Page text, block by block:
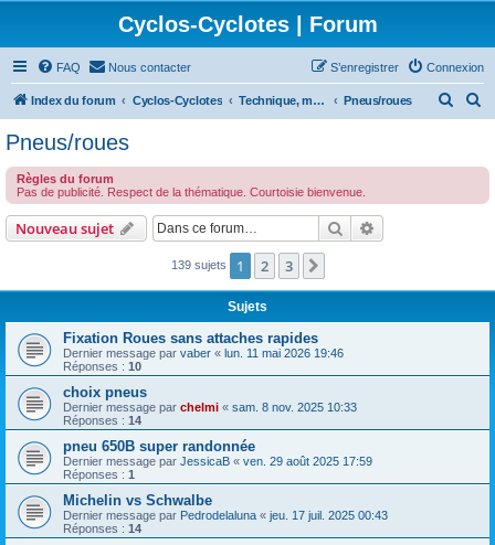
Cyclos-Cyclotes | Forum
FAQ Nous contacter Connexion
S’enregistrer
Index du forum Cyclos-Cyclotes Technique, matériels Pneus/roues
e
e
Pneus/roues
Règles du forum
Pas de publicité. Respect de la thématique. Courtoisie bienvenue.
Nouveau sujet Rechercher
139 sujets 1 2 3
Sujets
Fixation Roues sans attaches rapides
Dernier message par vaber « lun. 11 mai 2026 19:46
Réponses : 10
choix pneus
Dernier message par chelmi « sam. 8 nov. 2025 10:33
Réponses : 14
pneu 650B super randonnée
Dernier message par JessicaB « ven. 29 août 2025 17:59
Réponses : 1
Michelin vs Schwalbe
Dernier message par Pedrodelaluna « jeu. 17 juil. 2025 00:43
Réponses : 14